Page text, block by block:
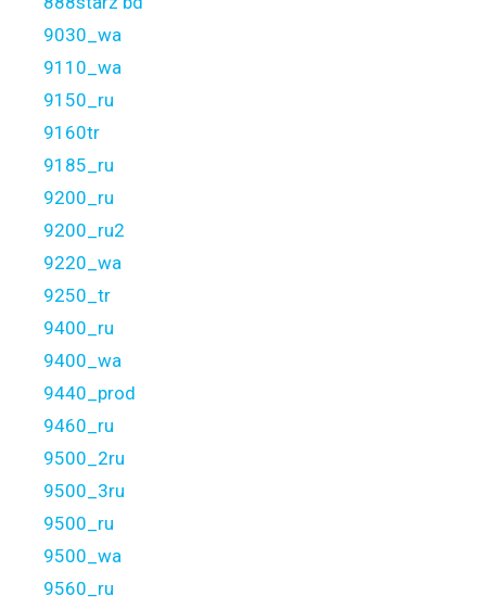
9030_wa
9110_wa
9150_ru
9160tr
9185_ru
9200_ru
9200_ru2
9220_wa
9250_tr
9400_ru
9400_wa
9440_prod
9460_ru
9500_2ru
9500_3ru
9500_ru
9500_wa
9560_ru